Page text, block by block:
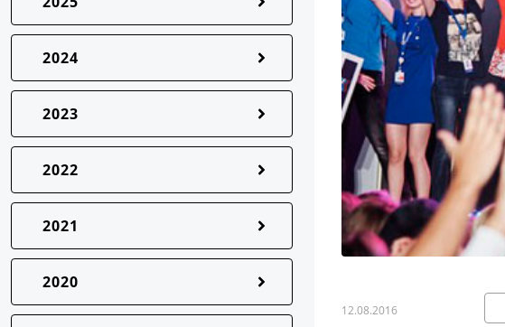
2024
2023
2022
2021
2020
12.08.2016